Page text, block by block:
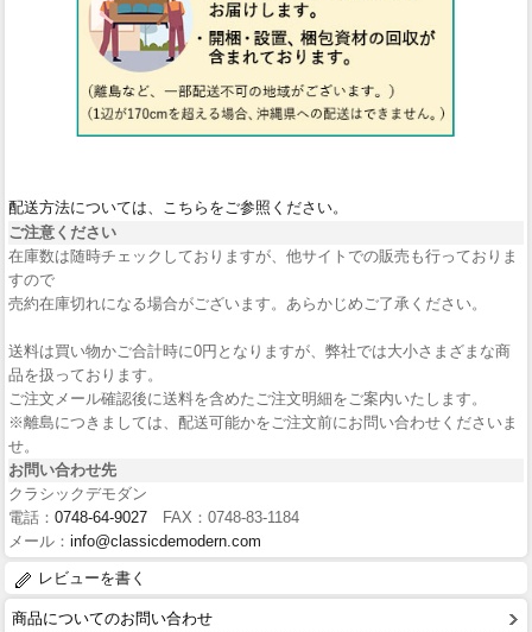
配送方法については、こちらをご参照ください。
ご注意ください
在庫数は随時チェックしておりますが、他サイトでの販売も行っておりま
すので
売約在庫切れになる場合がございます。あらかじめご了承ください。
送料は買い物かご合計時に0円となりますが、弊社では大小さまざまな商
品を扱っております。
ご注文メール確認後に送料を含めたご注文明細をご案内いたします。
※離島につきましては、配送可能かをご注文前にお問い合わせくださいま
せ。
お問い合わせ先
クラシックデモダン
電話： 0748-64-9027 FAX：0748-83-1184
メール： info@classicdemodern.com
レビューを書く
商品についてのお問い合わせ